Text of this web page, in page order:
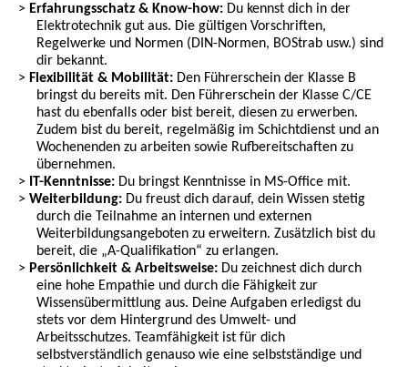
Erfahrungsschatz & Know-how: Du kennst dich in der
Elektrotechnik gut aus. Die gültigen Vorschriften,
Regelwerke und Normen (DIN-Normen, BOStrab usw.) sind
dir bekannt.
Flexibilität & Mobilität: Den Führerschein der Klasse B
bringst du bereits mit. Den Führerschein der Klasse C/CE
hast du ebenfalls oder bist bereit, diesen zu erwerben.
Zudem bist du bereit, regelmäßig im Schichtdienst und an
Wochenenden zu arbeiten sowie Rufbereitschaften zu
übernehmen.
IT-Kenntnisse: Du bringst Kenntnisse in MS-Office mit.
Weiterbildung: Du freust dich darauf, dein Wissen stetig
durch die Teilnahme an internen und externen
Weiterbildungsangeboten zu erweitern. Zusätzlich bist du
bereit, die „A-Qualifikation“ zu erlangen.
Persönlichkeit & Arbeitsweise: Du zeichnest dich durch
eine hohe Empathie und durch die Fähigkeit zur
Wissensübermittlung aus. Deine Aufgaben erledigst du
stets vor dem Hintergrund des Umwelt- und
Arbeitsschutzes. Teamfähigkeit ist für dich
selbstverständlich genauso wie eine selbstständige und